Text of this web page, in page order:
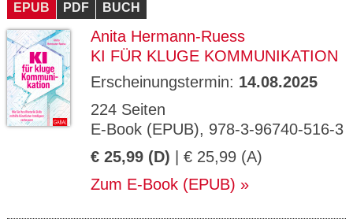
EPUB PDF BUCH
Anita Hermann-Ruess
KI FÜR KLUGE KOMMUNIKATION
Erscheinungstermin: 14.08.2025
224 Seiten
E-Book (EPUB), 978-3-96740-516-3
€ 25,99 (D) | € 25,99 (A)
Zum E-Book (EPUB)